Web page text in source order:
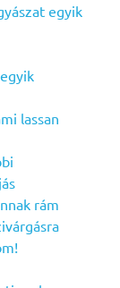
egyik
lassan
rám